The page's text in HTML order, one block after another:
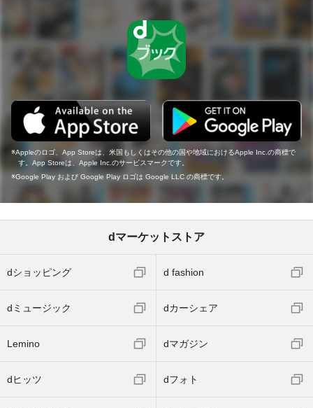
Appleのロゴ、App Storeは、米国もしくはその他の国や地域におけるApple Inc.の商標で
す。App Storeは、Apple Inc.のサービスマークです。
Google Play および Google Play ロゴは Google LLC の商標です。
dマーケットストア
dショッピング d fashion
dミュージック dカーシェア
Lemino dマガジン
dヒッツ dフォト